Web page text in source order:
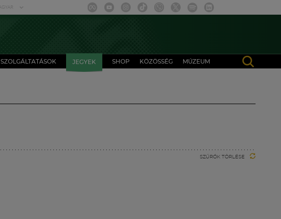
SZOLGÁLTATÁSOK JEGYEK SHOP KÖZÖSSÉG MÚZEUM
SZŰRŐK TÖRLÉSE